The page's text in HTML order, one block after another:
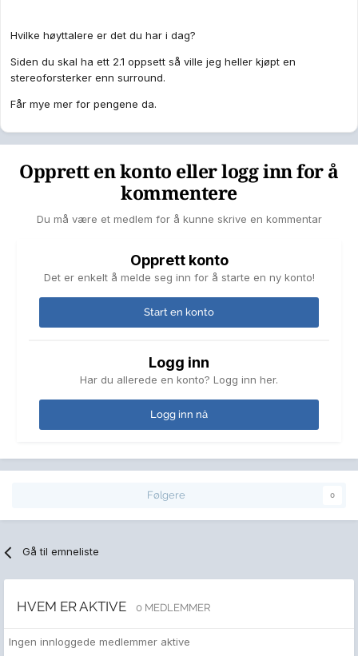
Hvilke høyttalere er det du har i dag?
Siden du skal ha ett 2.1 oppsett så ville jeg heller kjøpt en
stereoforsterker enn surround.
Får mye mer for pengene da.
Opprett en konto eller logg inn for å
kommentere
Du må være et medlem for å kunne skrive en kommentar
Opprett konto
Det er enkelt å melde seg inn for å starte en ny konto!
Start en konto
Logg inn
Har du allerede en konto? Logg inn her.
Logg inn nå
Følgere 0
Gå til emneliste
HVEM ER AKTIVE 0 MEDLEMMER
Ingen innloggede medlemmer aktive